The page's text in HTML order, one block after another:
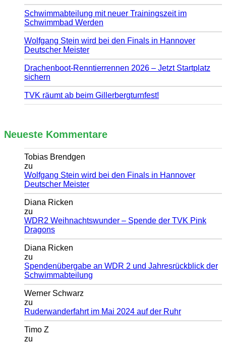
Schwimmabteilung mit neuer Trainingszeit im
Schwimmbad Werden
Wolfgang Stein wird bei den Finals in Hannover
Deutscher Meister
Drachenboot-Renntierrennen 2026 – Jetzt Startplatz
sichern
TVK räumt ab beim Gillerbergturnfest!
Neueste Kommentare
Tobias Brendgen
zu
Wolfgang Stein wird bei den Finals in Hannover
Deutscher Meister
Diana Ricken
zu
WDR2 Weihnachtswunder – Spende der TVK Pink
Dragons
Diana Ricken
zu
Spendenübergabe an WDR 2 und Jahresrückblick der
Schwimmabteilung
Werner Schwarz
zu
Ruderwanderfahrt im Mai 2024 auf der Ruhr
Timo Z
zu